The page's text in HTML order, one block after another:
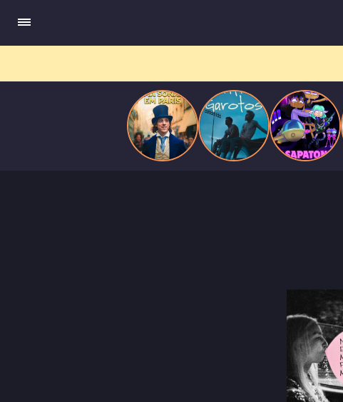
Paris
meio a círculos aristocráticos e reais.